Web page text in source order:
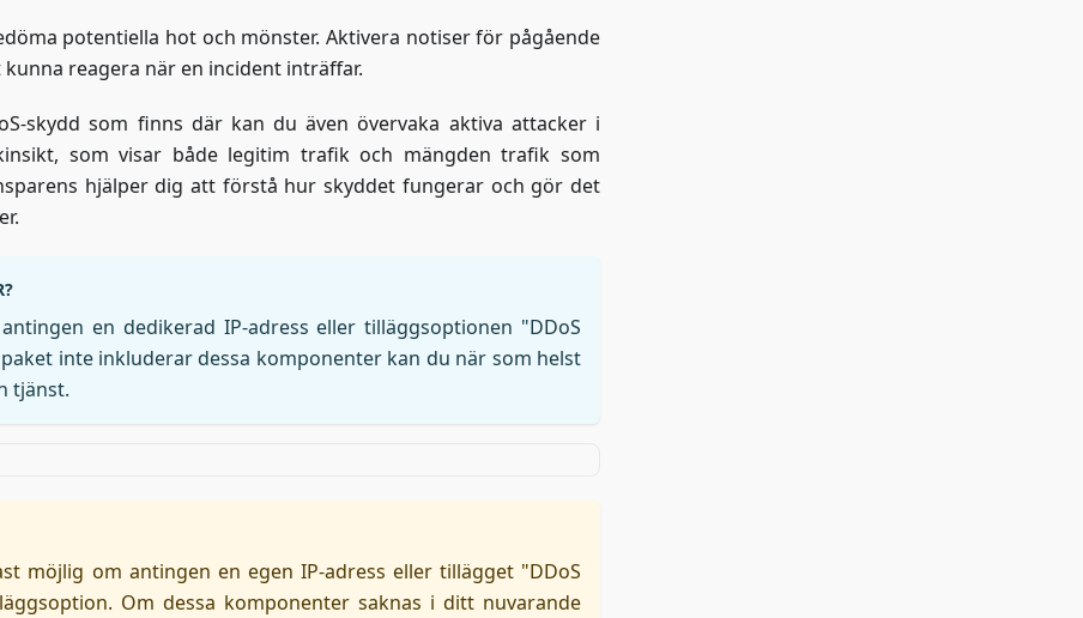
potentiella hot och mönster. Aktivera notiser för pågående
reagera när en incident inträffar.
skydd som finns där kan du även övervaka aktiva attacker i
som visar både legitim trafik och mängden trafik som
hjälper dig att förstå hur skyddet fungerar och gör det
en dedikerad IP-adress eller tilläggsoptionen "DDoS
inte inkluderar dessa komponenter kan du när som helst
tjänst.
möjlig om antingen en egen IP-adress eller tillägget "DDoS
Om dessa komponenter saknas i ditt nuvarande